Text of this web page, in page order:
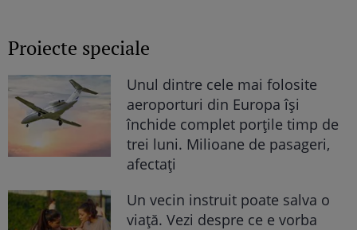
Proiecte speciale
Unul dintre cele mai folosite
aeroporturi din Europa își
închide complet porțile timp de
trei luni. Milioane de pasageri,
afectați
Un vecin instruit poate salva o
viață. Vezi despre ce e vorba